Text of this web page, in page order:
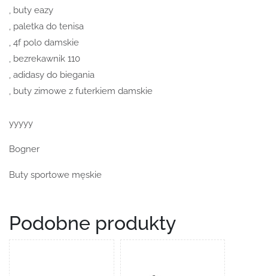
, buty eazy
, paletka do tenisa
, 4f polo damskie
, bezrekawnik 110
, adidasy do biegania
, buty zimowe z futerkiem damskie
yyyyy
Bogner
Buty sportowe męskie
Podobne produkty